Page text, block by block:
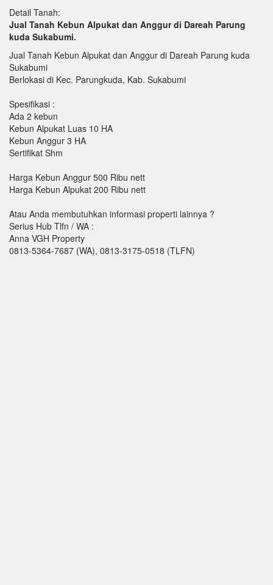
Detail Tanah:
Jual Tanah Kebun Alpukat dan Anggur di Dareah Parung
kuda Sukabumi.
Jual Tanah Kebun Alpukat dan Anggur di Dareah Parung kuda
Sukabumi
Berlokasi di Kec. Parungkuda, Kab. Sukabumi
Spesifikasi :
Ada 2 kebun
Kebun Alpukat Luas 10 HA
Kebun Anggur 3 HA
Sertifikat Shm
Harga Kebun Anggur 500 Ribu nett
Harga Kebun Alpukat 200 Ribu nett
Atau Anda membutuhkan informasi properti lainnya ?
Serius Hub Tlfn / WA :
Anna VGH Property
0813-5364-7687 (WA), 0813-3175-0518 (TLFN)